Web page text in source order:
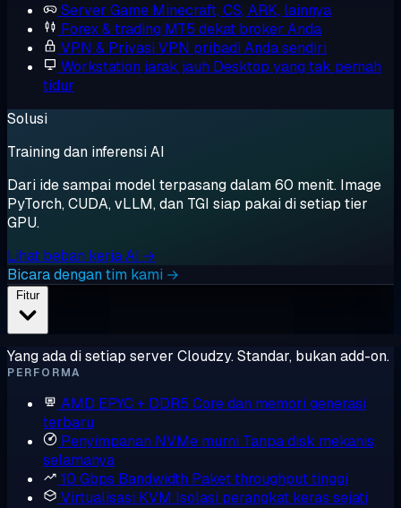
Server Game Minecraft, CS, ARK, lainnya
Forex & trading MT5 dekat broker Anda
VPN & Privasi VPN pribadi Anda sendiri
Workstation jarak jauh Desktop yang tak pernah
tidur
Solusi
Training dan inferensi AI
Dari ide sampai model terpasang dalam 60 menit. Image
PyTorch, CUDA, vLLM, dan TGI siap pakai di setiap tier
GPU.
Lihat beban kerja AI →
Bicara dengan tim kami →
Fitur
Yang ada di setiap server Cloudzy. Standar, bukan add-on.
PERFORMA
AMD EPYC + DDR5 Core dan memori generasi
terbaru
Penyimpanan NVMe murni Tanpa disk mekanis,
selamanya
10 Gbps Bandwidth Paket throughput tinggi
Virtualisasi KVM Isolasi perangkat keras sejati